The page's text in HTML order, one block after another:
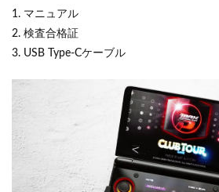
1. マニュアル
2. 検査合格証
3. USB Type-Cケーブル